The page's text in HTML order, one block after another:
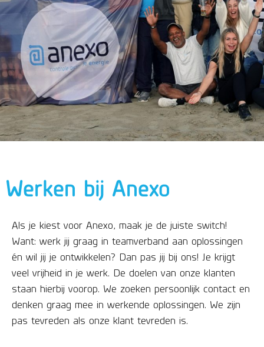
Werken bij Anexo
Als je kiest voor Anexo, maak je de juiste switch!
Want: werk jij graag in teamverband aan oplossingen
én wil jij je ontwikkelen? Dan pas jij bij ons! Je krijgt
veel vrijheid in je werk. De doelen van onze klanten
staan hierbij voorop. We zoeken persoonlijk contact en
denken graag mee in werkende oplossingen. We zijn
pas tevreden als onze klant tevreden is.